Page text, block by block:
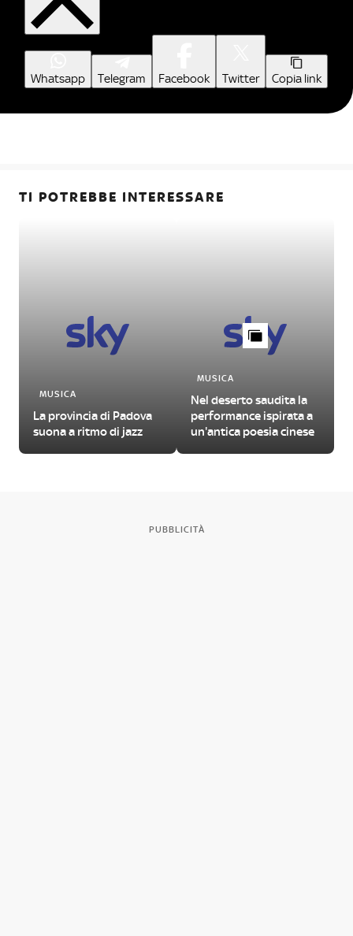
Whatsapp Telegram Facebook Twitter Copia link
TI POTREBBE INTERESSARE
MUSICA
La provincia di Padova
suona a ritmo di jazz
MUSICA
Nel deserto saudita la
performance ispirata a
un'antica poesia cinese
PUBBLICITÀ